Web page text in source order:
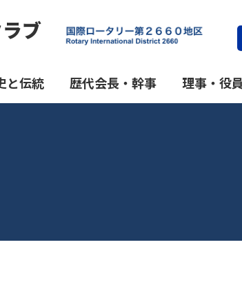
ブ
と伝統 歴代会長・幹事 理事・役